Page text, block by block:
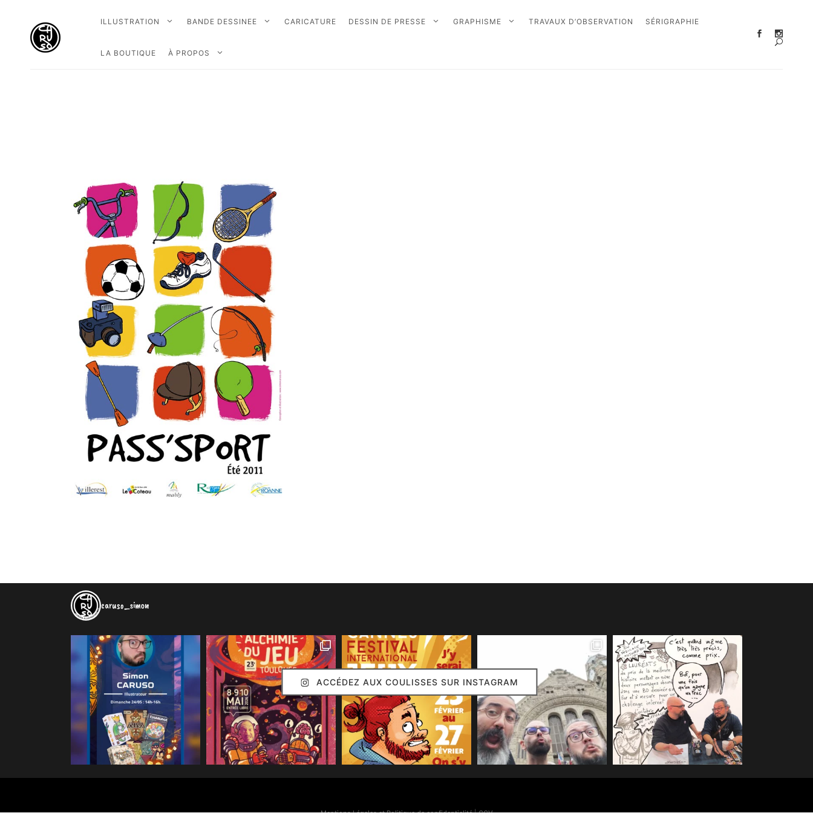
ILLUSTRATION BANDE DESSINEE CARICATURE DESSIN DE PRESSE GRAPHISME TRAVAUX D’OBSERVATION SÉRIGRAPHIE
LA BOUTIQUE À PROPOS
caruso_simon
ACCÉDEZ AUX COULISSES SUR INSTAGRAM